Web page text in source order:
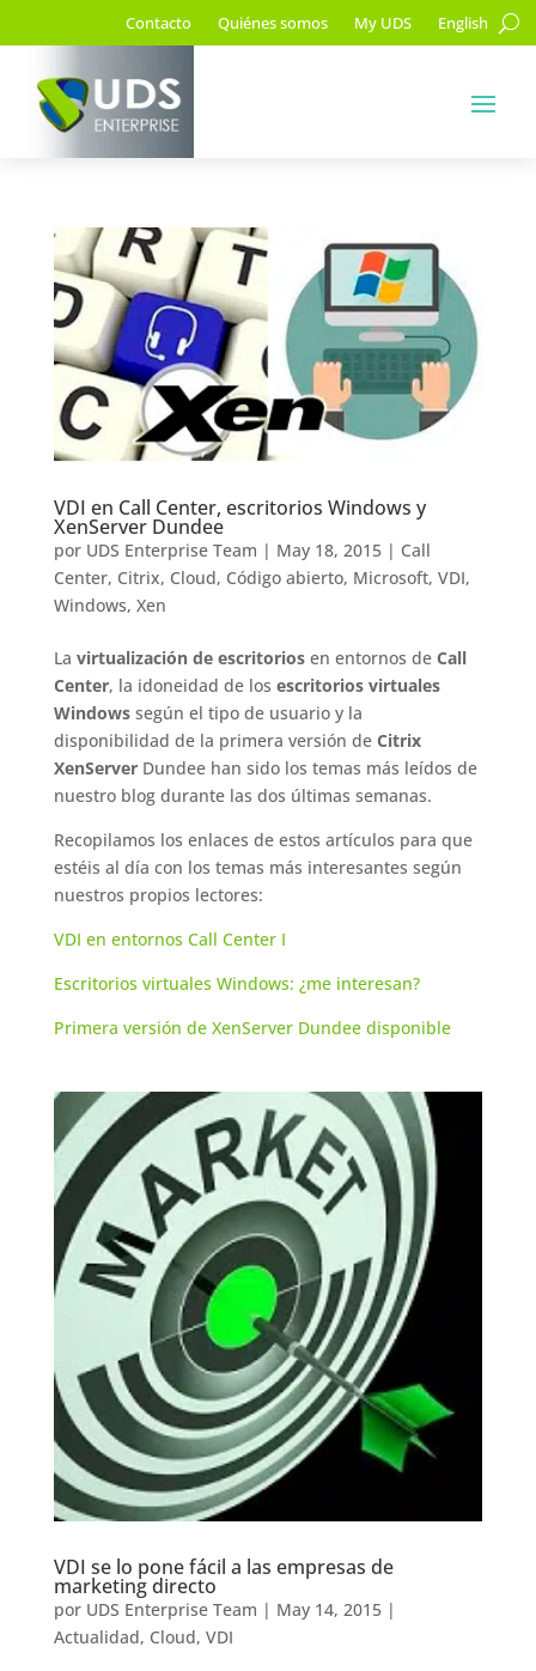
Contacto Quiénes somos My UDS English
VDI en Call Center, escritorios Windows y
XenServer Dundee
por UDS Enterprise Team | May 18, 2015| Call
Center, Citrix, Cloud, Código abierto, Microsoft, VDI,
Windows, Xen
La virtualización de escritoriosen entornos de Call
Center, la idoneidad de los escritorios virtuales
Windowssegún el tipo de usuario y la
disponibilidad de la primera versión de Citrix
XenServerDundee han sido los temas más leídos de
nuestro blog durante las dos últimas semanas.
Recopilamos los enlaces de estos artículos para que
estéis al día con los temas más interesantes según
nuestros propios lectores:
VDI en entornos Call Center I
Escritorios virtuales Windows: ¿me interesan?
Primera versión de XenServer Dundee disponible
VDI se lo pone fácil a las empresas de
marketing directo
por UDS Enterprise Team | May 14, 2015|
Actualidad, Cloud, VDI